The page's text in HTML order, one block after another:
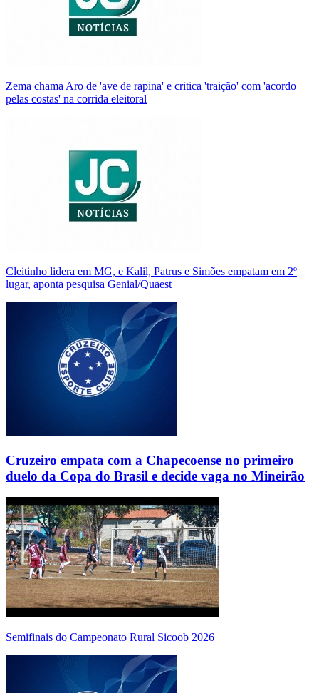
Zema chama Aro de 'ave de rapina' e critica 'traição' com 'acordo
pelas costas' na corrida eleitoral
Cleitinho lidera em MG, e Kalil, Patrus e Simões empatam em 2º
lugar, aponta pesquisa Genial/Quaest
Cruzeiro empata com a Chapecoense no primeiro
duelo da Copa do Brasil e decide vaga no Mineirão
Semifinais do Campeonato Rural Sicoob 2026